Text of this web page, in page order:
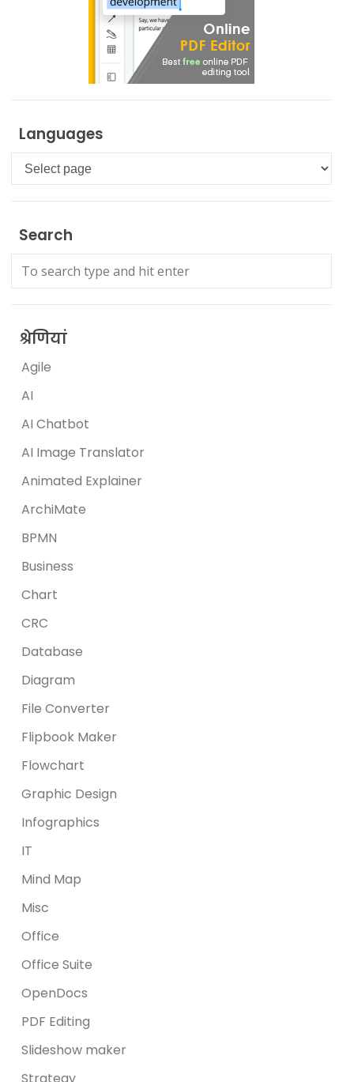
Languages
Languages
Search
श्रेणियां
Agile
AI
AI Chatbot
AI Image Translator
Animated Explainer
ArchiMate
BPMN
Business
Chart
CRC
Database
Diagram
File Converter
Flipbook Maker
Flowchart
Graphic Design
Infographics
IT
Mind Map
Misc
Office
Office Suite
OpenDocs
PDF Editing
Slideshow maker
Strategy